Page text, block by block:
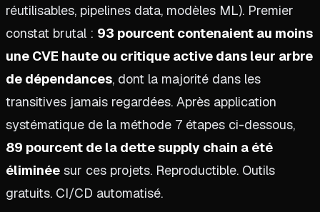
réutilisables, pipelines data, modèles ML). Premier
constat brutal : 93 pourcent contenaient au moins
une CVE haute ou critique active dans leur arbre
de dépendances, dont la majorité dans les
transitives jamais regardées. Après application
systématique de la méthode 7 étapes ci-dessous,
89 pourcent de la dette supply chain a été
éliminée sur ces projets. Reproductible. Outils
gratuits. CI/CD automatisé.